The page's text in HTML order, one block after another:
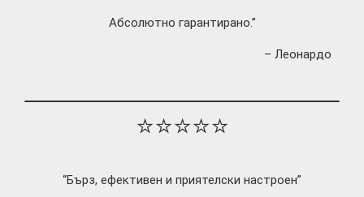
Абсолютно гарантирано.”
– Леонардо
⭐⭐⭐⭐⭐
“Бърз, ефективен и приятелски настроен”